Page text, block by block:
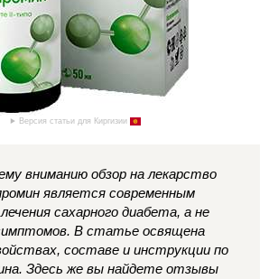
Версия статьи для Киргизии
вниманию обзор на лекарство
является современным
сахарного диабета, а не
В статье освящена
составе и инструкции по
Здесь же вы найдете отзывы